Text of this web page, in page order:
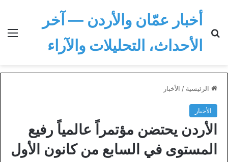
أخبار عمّان والأردن — آخر
الأحداث، التحليلات والآراء
الرئيسية / الأخبار
الأخبار
الأردن يحتضن مؤتمراً عالمياً رفيع
المستوى في السابع من كانون الأول